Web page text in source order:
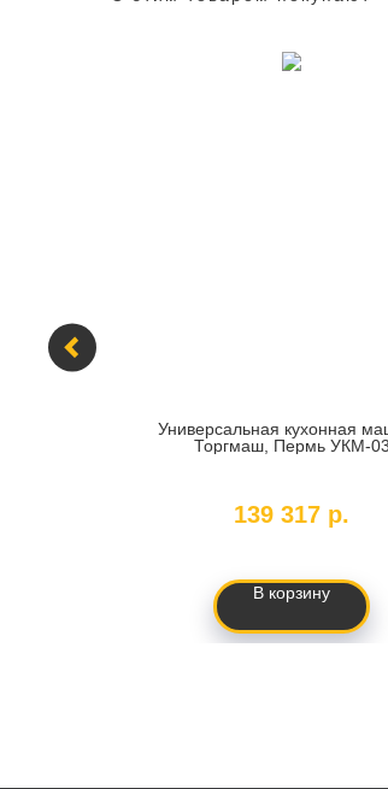
Универсальная кухонная
Торгмаш, Пермь УКМ-03
139 317 р.
В корзину